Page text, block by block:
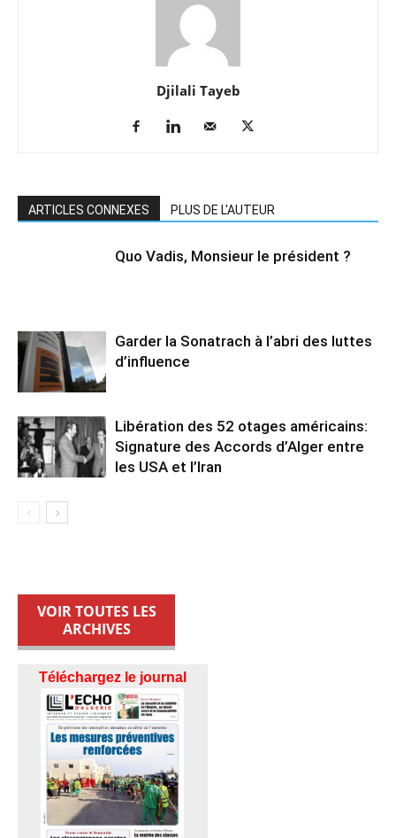
Djilali Tayeb
ARTICLES CONNEXES PLUS DE L'AUTEUR
Quo Vadis, Monsieur le président ?
Garder la Sonatrach à l’abri des luttes
d’influence
Libération des 52 otages américains:
Signature des Accords d’Alger entre
les USA et l’Iran
VOIR TOUTES LES
ARCHIVES